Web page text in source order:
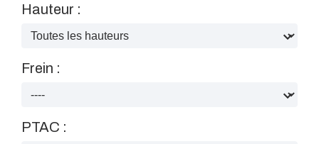
Hauteur :
Frein :
PTAC :